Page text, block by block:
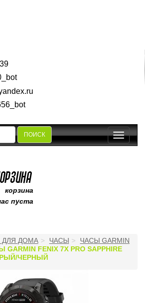
ПОИСК
Toggle
корзина
пуста
ДЛЯ ДОМА ЧАСЫ
ЧАСЫ GARMIN
FENIX 7X PRO SAPPHIRE
ЧЕРНЫЙ